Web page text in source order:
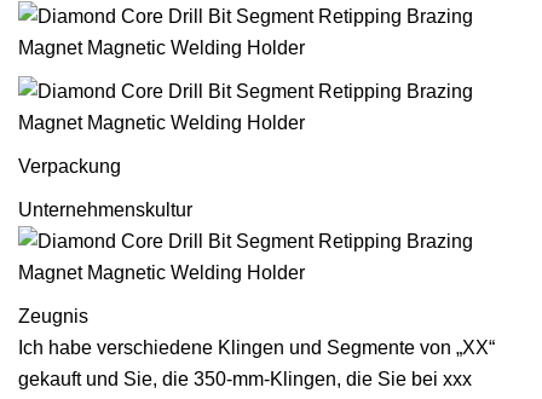
Verpackung
Unternehmenskultur
Zeugnis
Ich habe verschiedene Klingen und Segmente von „XX“
gekauft und Sie, die 350-mm-Klingen, die Sie bei xxx